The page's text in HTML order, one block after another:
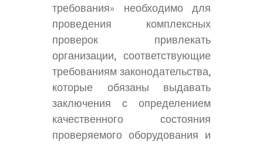
требования» необходимо для
проведения комплексных
проверок привлекать
организации, соответствующие
требованиям законодательства,
которые обязаны выдавать
заключения с определением
качественного состояния
проверяемого оборудования и